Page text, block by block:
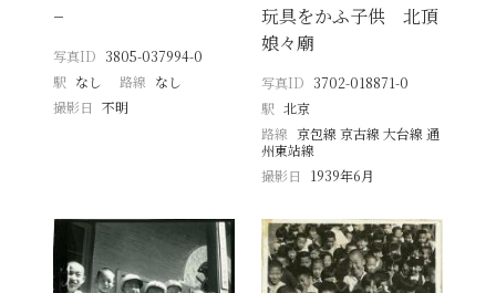
−
写真ID 3805-037994-0
駅 なし 路線 なし
撮影日
不明
玩具をかふ子供 北頂
娘々廟
写真ID 3702-018871-0
駅 北京
路線 京包線 京古線 大台線 通
州東站線
撮影日
1939年6月